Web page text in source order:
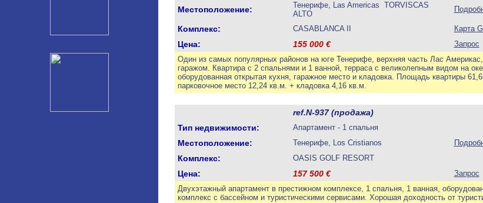
Местоположение:
Тенерифе, Las Americas TORVISCAS
ALTO
Комплекс: CASABLANCA II Карта
Цена: 155 000€
Запрос
Один из самых популярных районов на юге Тенерифе, верхняя часть Лас
гаражом. Квартира с 2 спальнями и 1 ванной, терраса с великолепным видом на
оборудованная открытая кухня, гаражное место и кладовка. Площадь квартиры
парковочное место 12,24 кв.м. + кладовка 4,16 кв.м.
ref.N-937 (продажа)
Тип недвижимости:
Апартамент - 1 спальня
Местоположение: Тенерифе, Los Cristianos
Комплекс: OASIS GOLF RESORT
Цена: 157 500€
Запрос
Двухэтажный апартамент в престижном комплексе, 1 спальня, 1 ванная,
комплекс с бассейном и туристическими сервисами. Хорошая доходность от